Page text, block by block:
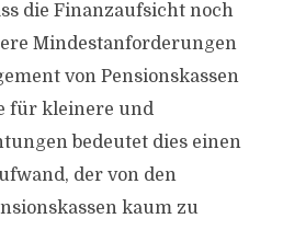
die Finanzaufsicht noch
Mindestanforderungen
von Pensionskassen
für kleinere und
bedeutet dies einen
der von den
kaum zu